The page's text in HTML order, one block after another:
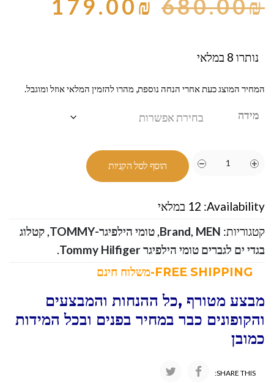
680.00₪
179.00₪
נותרו 8 במלאי
המחיר המוצג כעת אחרי הנחה נוספת, מהרו להזמין המלאי אוזל ומוגבל.
מידה
הוסף לסל הקניות
Availability: 12 במלאי
קטגוריות:
Brand, MEN
,טומי הילפיגר-TOMMY ,קטלוג
בגדי ים לגברים טומי הילפיגר Tommy Hilfiger
.
מבצע מטורף ,כל ההנחות והמבצעים
והקופונים כבר במחיר בפנים ובכל המידות
כמובן
SHARE THIS: